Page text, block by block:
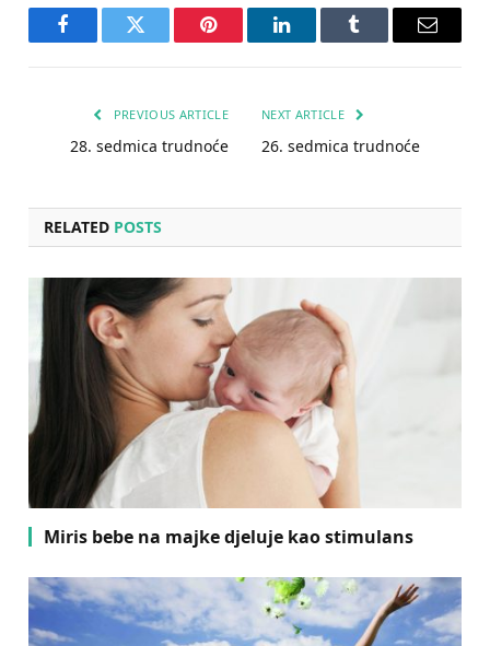
FacebookTwitter Pinterest LinkedInTumblr Email
PREVIOUS ARTICLE
28. sedmica trudnoće
NEXT ARTICLE
26. sedmica trudnoće
RELATED POSTS
Miris bebe na majke djeluje kao stimulans